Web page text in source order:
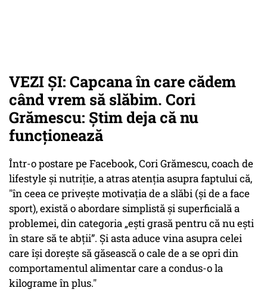
VEZI ȘI: Capcana în care cădem
când vrem să slăbim. Cori
Grămescu: Știm deja că nu
funcționează
Într-o postare pe Facebook, Cori Grămescu, coach de
lifestyle și nutriție, a atras atenția asupra faptului că,
"în ceea ce privește motivația de a slăbi (și de a face
sport), există o abordare simplistă și superficială a
problemei, din categoria „ești grasă pentru că nu ești
în stare să te abții”. Și asta aduce vina asupra celei
care își dorește să găsească o cale de a se opri din
comportamentul alimentar care a condus-o la
kilograme în plus."